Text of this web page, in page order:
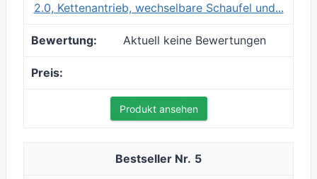
2.0, Kettenantrieb, wechselbare Schaufel und...
Aktuell keine Bewertungen
Produkt ansehen
5